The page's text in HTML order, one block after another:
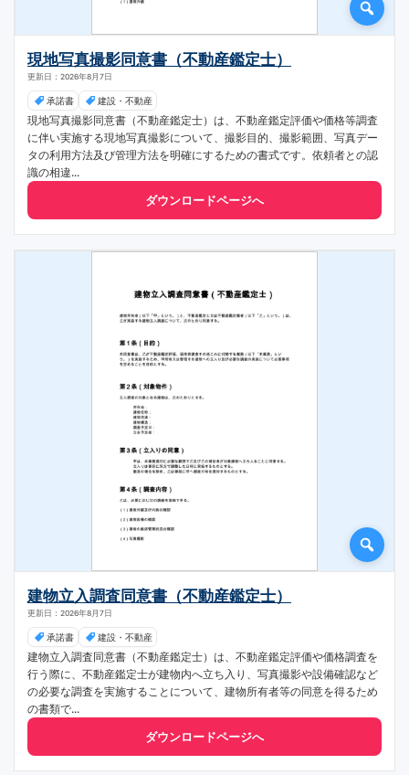
現地写真撮影同意書（不動産鑑定士）
更新日：2026年8月7日
承諾書 建設・不動産
現地写真撮影同意書（不動産鑑定士）は、不動産鑑定評価や価格等調査
に伴い実施する現地写真撮影について、撮影目的、撮影範囲、写真デー
タの利用方法及び管理方法を明確にするための書式です。依頼者との認
識の相違...
ダウンロードページへ
建物立入調査同意書（不動産鑑定士）
更新日：2026年8月7日
承諾書 建設・不動産
建物立入調査同意書（不動産鑑定士）は、不動産鑑定評価や価格調査を
行う際に、不動産鑑定士が建物内へ立ち入り、写真撮影や設備確認など
の必要な調査を実施することについて、建物所有者等の同意を得るため
の書類で...
ダウンロードページへ